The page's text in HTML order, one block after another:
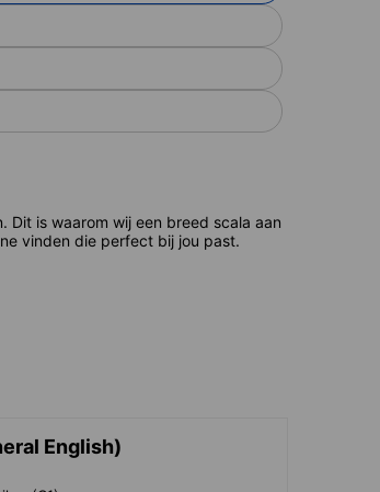
Dit is waarom wij een breed scala aan
vinden die perfect bij jou past.
English)